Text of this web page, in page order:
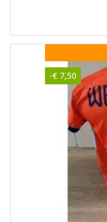
-€ 7,50